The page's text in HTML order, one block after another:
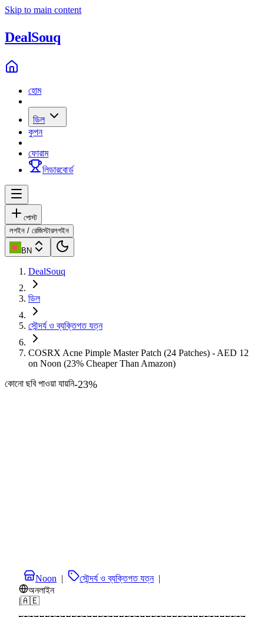
Skip to main content
DealSouq
হোম
ডিল
কুপন
ফোরাম
লিডারবোর্ড
পোস্ট
লগইন / রেজিস্টারলগইন
BN
DealSouq
ডিল
সৌন্দর্য ও ব্যক্তিগত যত্ন
COSRX Acne Pimple Master Patch (24 Patches) - AED 12
on Noon (23% Cheaper Than Amazon)
কোনো ছবি পাওয়া যায়নি-23%
Noon | সৌন্দর্য ও ব্যক্তিগত যত্ন |
অনলাইন
|🇦🇪